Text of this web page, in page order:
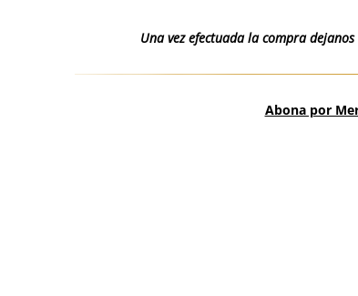
Una vez efectuada la compra
Abona por